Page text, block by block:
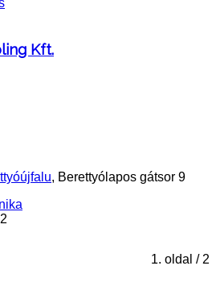
Kft.
, Berettyólapos gátsor 9
1. oldal / 2